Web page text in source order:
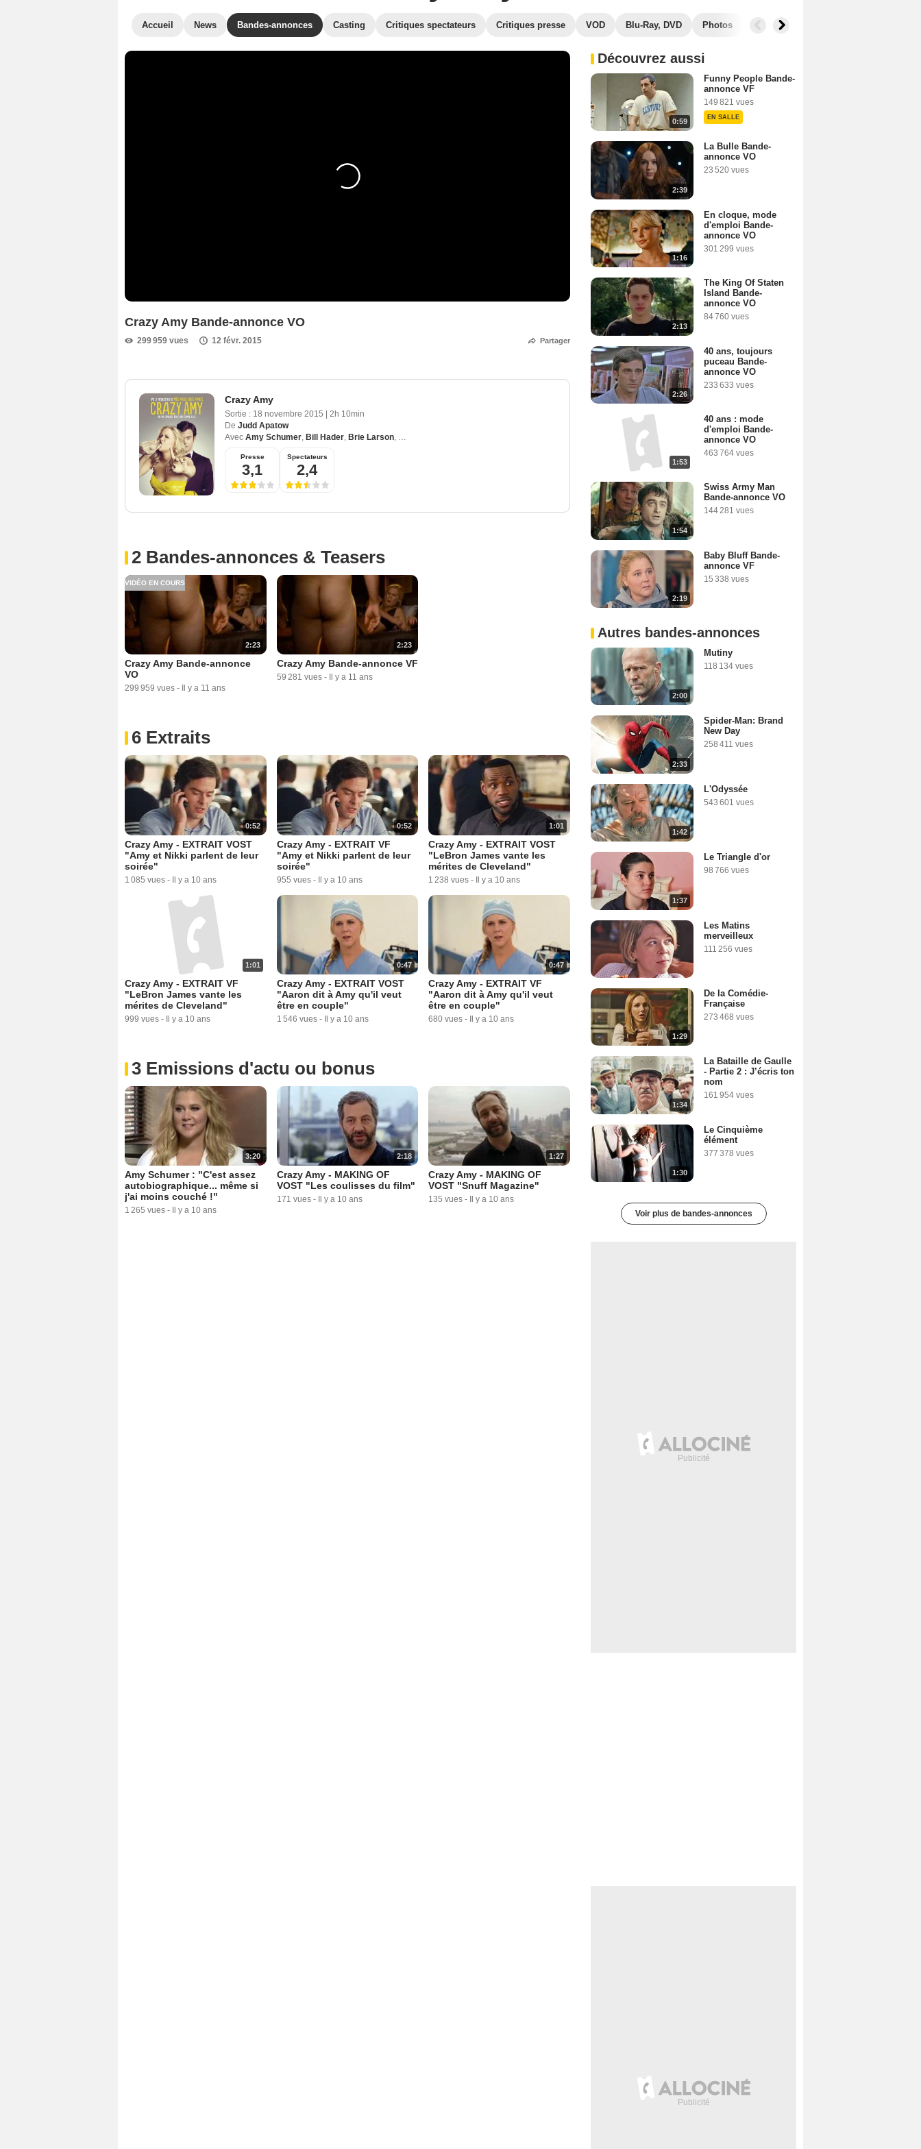
Accueil News Bandes-annonces Casting Critiques spectateurs Critiques presse VOD Blu-Ray, DVD Photos Secrets de tournage
Crazy Amy Bande-annonce VO
299 959 vues 12 févr. 2015 Partager
Crazy Amy
Sortie : 18 novembre 2015
2h 10min
De Judd Apatow
Avec Amy Schumer, Bill Hader, Brie Larson, Vanessa Bayer
Presse
3,1
Spectateurs
2,4
2 Bandes-annonces & Teasers
2:23
VIDÉO EN COURS
Crazy Amy Bande-annonce
VO
299 959 vues - Il y a 11 ans
2:23
Crazy Amy Bande-annonce VF
59 281 vues - Il y a 11 ans
6 Extraits
0:52
Crazy Amy - EXTRAIT VOST
"Amy et Nikki parlent de leur
soirée"
1 085 vues - Il y a 10 ans
0:52
Crazy Amy - EXTRAIT VF
"Amy et Nikki parlent de leur
soirée"
955 vues - Il y a 10 ans
1:01
Crazy Amy - EXTRAIT VOST
"LeBron James vante les
mérites de Cleveland"
1 238 vues - Il y a 10 ans
1:01
Crazy Amy - EXTRAIT VF
"LeBron James vante les
mérites de Cleveland"
999 vues - Il y a 10 ans
0:47
Crazy Amy - EXTRAIT VOST
"Aaron dit à Amy qu'il veut
être en couple"
1 546 vues - Il y a 10 ans
0:47
Crazy Amy - EXTRAIT VF
"Aaron dit à Amy qu'il veut
être en couple"
680 vues - Il y a 10 ans
3 Emissions d'actu ou bonus
3:20
Amy Schumer : "C'est assez
autobiographique... même si
j'ai moins couché !"
1 265 vues - Il y a 10 ans
2:18
Crazy Amy - MAKING OF
VOST "Les coulisses du film"
171 vues - Il y a 10 ans
1:27
Crazy Amy - MAKING OF
VOST "Snuff Magazine"
135 vues - Il y a 10 ans
Découvrez aussi
0:59
Funny People Bande-
annonce VF
149 821 vues
EN SALLE
2:39
La Bulle Bande-
annonce VO
23 520 vues
1:16
En cloque, mode
d'emploi Bande-
annonce VO
301 299 vues
2:13
The King Of Staten
Island Bande-
annonce VO
84 760 vues
2:26
40 ans, toujours
puceau Bande-
annonce VO
233 633 vues
1:53
40 ans : mode
d'emploi Bande-
annonce VO
463 764 vues
1:54
Swiss Army Man
Bande-annonce VO
144 281 vues
2:19
Baby Bluff Bande-
annonce VF
15 338 vues
Autres bandes-annonces
2:00
Mutiny
118 134 vues
2:33
Spider-Man: Brand
New Day
258 411 vues
1:42
L'Odyssée
543 601 vues
1:37
Le Triangle d'or
98 766 vues
Les Matins
merveilleux
111 256 vues
1:29
De la Comédie-
Française
273 468 vues
1:34
La Bataille de Gaulle
- Partie 2 : J’écris ton
nom
161 954 vues
1:30
Le Cinquième
élément
377 378 vues
Voir plus de bandes-annonces